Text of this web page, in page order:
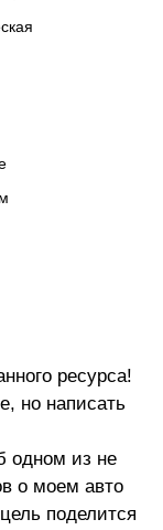
ресурса!
но написать
одном из не
о моем авто
поделится